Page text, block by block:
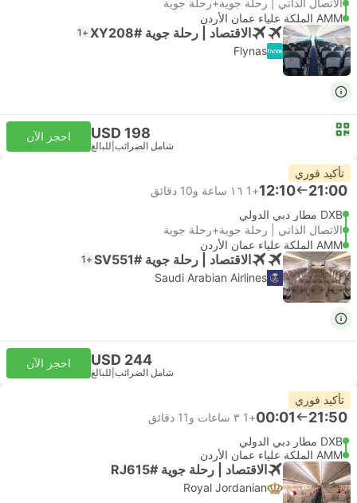
الاتصال الذاتي | رحلة جوية+رحلة جوية
AMM الملكة علياء عمان الأردن
الاقتصاد | رحلة جوية #XY208 +1
Flynas
USD 198
شامل الضرائب للبالغ
احجز الآن
تأكيد فوري
21:00
12:10
+1
١٦ ساعة و‫10 دقائق
DXB مطار دبي الدولي
الاتصال الذاتي | رحلة جوية+رحلة جوية
AMM الملكة علياء عمان الأردن
الاقتصاد | رحلة جوية #SV551 +1
Saudi Arabian Airlines
USD 244
شامل الضرائب للبالغ
احجز الآن
تأكيد فوري
21:50
00:01
+1
٣ ساعات و‫11 دقائق
DXB مطار دبي الدولي
AMM الملكة علياء عمان الأردن
الاقتصاد | رحلة جوية #RJ615
Royal Jordanian